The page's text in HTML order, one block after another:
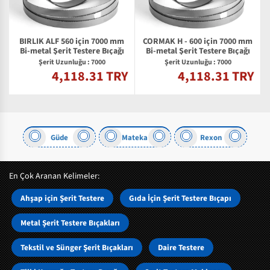
BIRLIK ALF 560 için 7000 mm
Bi-metal Şerit Testere Bıçağı
Şerit Uzunluğu : 7000
4,118.31 TRY
CORMAK H - 600 için 7000 mm
Bi-metal Şerit Testere Bıçağı
Şerit Uzunluğu : 7000
4,118.31 TRY
Güde Mateka Rexon
En Çok Aranan Kelimeler:
Ahşap için Şerit Testere Gıda İçin Şerit Testere Bıçapı
Metal Şerit Testere Bıçakları
Tekstil ve Sünger Şerit Bıçakları Daire Testere